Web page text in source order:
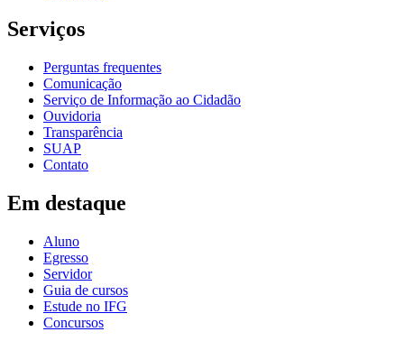
Serviços
Perguntas frequentes
Comunicação
Serviço de Informação ao Cidadão
Ouvidoria
Transparência
SUAP
Contato
Em destaque
Aluno
Egresso
Servidor
Guia de cursos
Estude no IFG
Concursos